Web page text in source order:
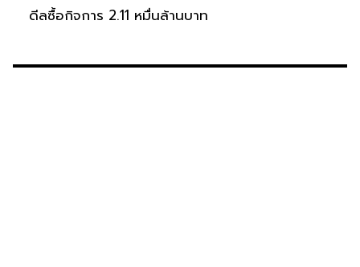
ดีลซื้อกิจการ 2.11 หมื่นล้านบาท